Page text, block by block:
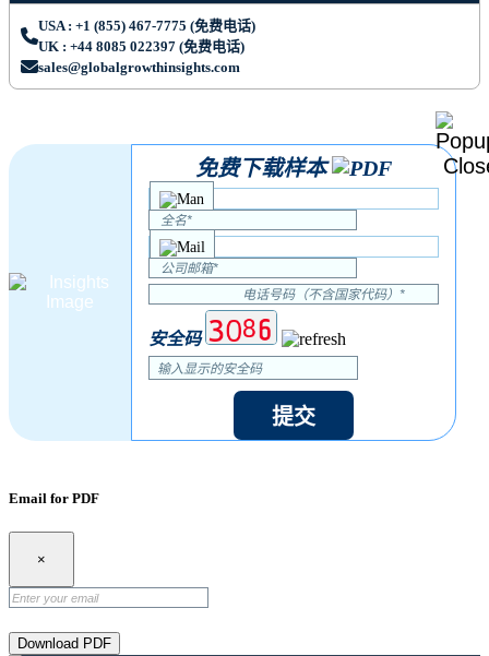
USA : +1 (855) 467-7775 (免费电话)
UK : +44 8085 022397 (免费电话)
sales@globalgrowthinsights.com
免费下载样本
安全码
提交
Email for PDF
×
Download PDF